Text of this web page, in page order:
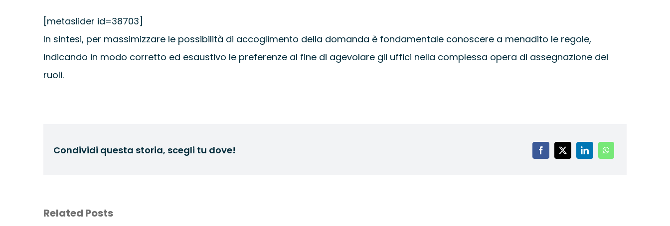
[metaslider id=38703]
In sintesi, per massimizzare le possibilità di accoglimento della domanda è fondamentale conoscere a menadito le regole,
indicando in modo corretto ed esaustivo le preferenze al fine di agevolare gli uffici nella complessa opera di assegnazione dei
ruoli.
Condividi questa storia, scegli tu dove!
Related Posts